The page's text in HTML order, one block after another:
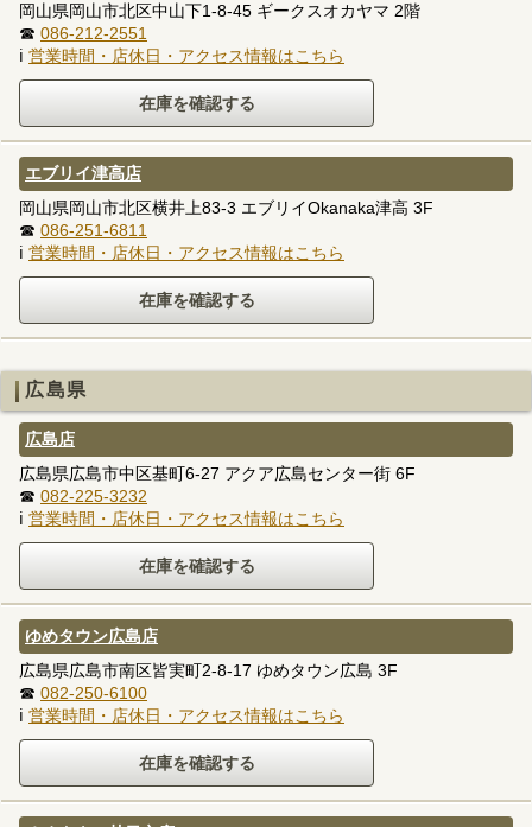
岡山県岡山市北区中山下1-8-45 ギークスオカヤマ 2階
☎ 086-212-2551
ℹ 営業時間・店休日・アクセス情報はこちら
エブリイ津高店
岡山県岡山市北区横井上83-3 エブリイOkanaka津高 3F
☎ 086-251-6811
ℹ 営業時間・店休日・アクセス情報はこちら
広島県
広島店
広島県広島市中区基町6-27 アクア広島センター街 6F
☎ 082-225-3232
ℹ 営業時間・店休日・アクセス情報はこちら
ゆめタウン広島店
広島県広島市南区皆実町2-8-17 ゆめタウン広島 3F
☎ 082-250-6100
ℹ 営業時間・店休日・アクセス情報はこちら